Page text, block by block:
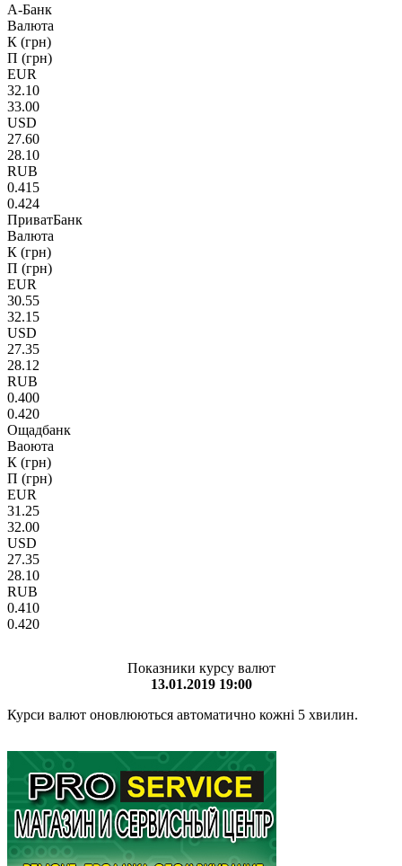
А-Банк
Валюта
К (грн)
П (грн)
EUR
32.10
33.00
USD
27.60
28.10
RUB
0.415
0.424
ПриватБанк
Валюта
К (грн)
П (грн)
EUR
30.55
32.15
USD
27.35
28.12
RUB
0.400
0.420
Ощадбанк
Ваоюта
К (грн)
П (грн)
EUR
31.25
32.00
USD
27.35
28.10
RUB
0.410
0.420
Показники курсу валют
13.01.2019 19:00
Курси валют оновлюються автоматично кожні 5 хвилин.